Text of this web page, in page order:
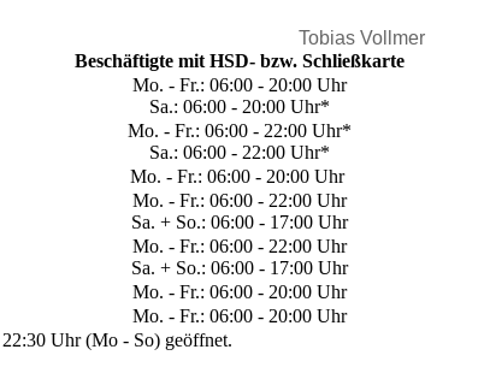
Tobias Vollmer
​Beschäftigte m​it HSD- bzw. Schließkarte
​Mo. - Fr.: 06:00 - 20:00 Uhr
Sa.: 06:00 - 20:00 Uhr*
​Mo. - Fr.: 06:00 - 22:00 Uhr*
Sa.: 06:00 - 22:00 Uhr*
​​​Mo. - Fr.: 06:00 - 20:00 Uhr
​Mo. - Fr.: 06:00 - 22:00 Uhr
Sa. + So.: 06:00 - 17:00 Uhr
​Mo. - Fr.: 06:00 - 22:00 Uhr
Sa. + So.: 06:00 - 17:00 Uhr
​Mo. - Fr.: 06:00 - 20:00 Uhr
​Mo. - Fr.: 06:00 - 20:00 Uhr​
Uhr (Mo - So) geöffnet.